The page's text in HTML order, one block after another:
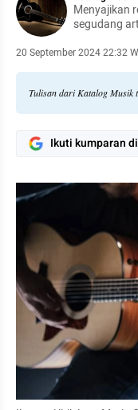
Menyajikan
segudang
20 September 2024 22:32
Tulisan dari Katalog Musik
Ikuti kumparan